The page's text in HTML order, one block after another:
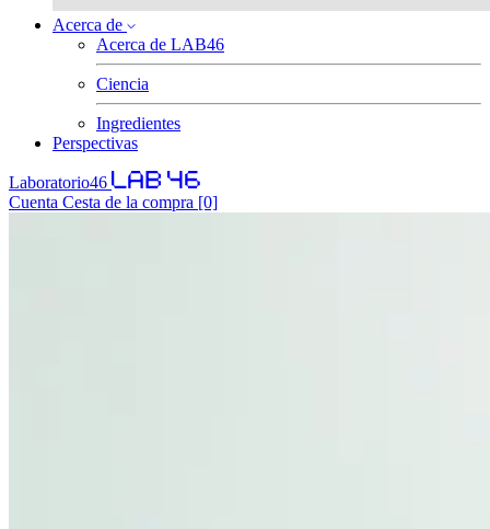
Acerca de
Acerca de LAB46
Ciencia
Ingredientes
Perspectivas
Laboratorio46
Cuenta Cesta de la compra [0]